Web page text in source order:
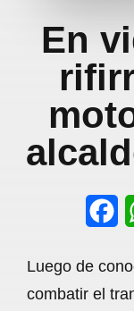
En
c
Luego de
combatir el